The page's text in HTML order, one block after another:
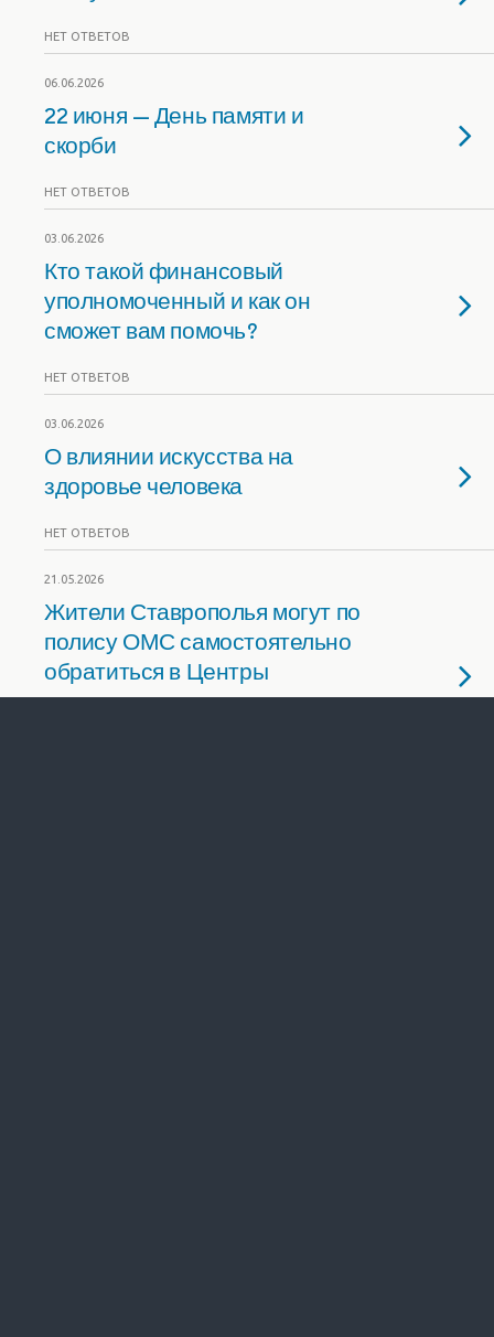
НЕТ ОТВЕТОВ
06.06.2026
22 июня — День памяти и
скорби
НЕТ ОТВЕТОВ
03.06.2026
Кто такой финансовый
уполномоченный и как он
сможет вам помочь?
НЕТ ОТВЕТОВ
03.06.2026
О влиянии искусства на
здоровье человека
НЕТ ОТВЕТОВ
21.05.2026
Жители Ставрополья могут по
полису ОМС самостоятельно
обратиться в Центры
медицины здорового